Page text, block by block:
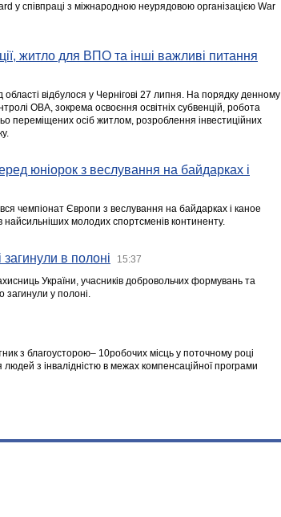
у співпраці з міжнародною неурядовою організацією War
житло для ВПО та інші важливі питання
відбулося у Чернігові 27 липня. На порядку денному
ОВА, зокрема освоєння освітніх субвенцій, робота
переміщених осіб житлом, розроблення інвестиційних
юніорок з веслування на байдарках і
чемпіонат Європи з веслування на байдарках і каное
найсильніших молодих спортсменів континенту.
загинули в полоні 15:37
України, учасників добровольчих формувань та
загинули у полоні.
з благоусторою– 10робочих місць у поточному році
з інвалідністю в межах компенсаційної програми